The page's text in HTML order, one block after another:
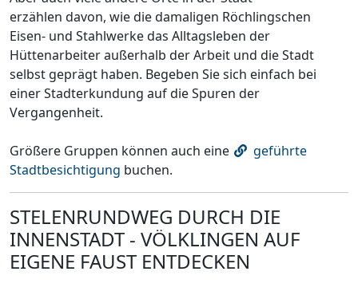
erzählen davon, wie die damaligen Röchlingschen
Eisen- und Stahlwerke das Alltagsleben der
Hüttenarbeiter außerhalb der Arbeit und die Stadt
selbst geprägt haben. Begeben Sie sich einfach bei
einer Stadterkundung auf die Spuren der
Vergangenheit.
Größere Gruppen können auch eine
geführte
Stadtbesichtigung buchen.
STELENRUNDWEG DURCH DIE
INNENSTADT - VÖLKLINGEN AUF
EIGENE FAUST ENTDECKEN